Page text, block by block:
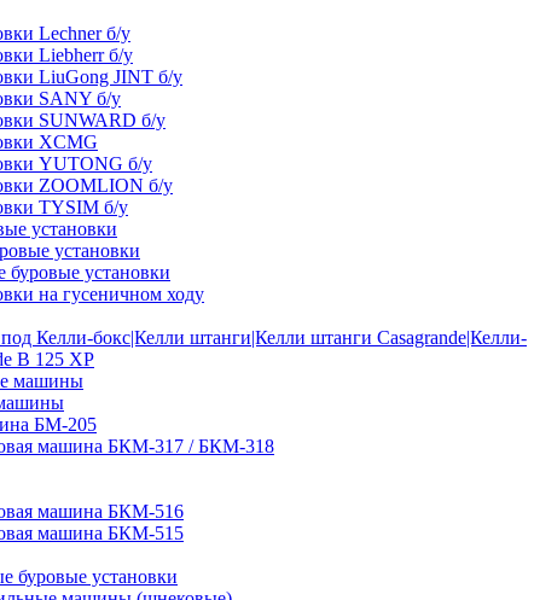
Lechner б/у
Liebherr б/у
LiuGong JINT б/у
SANY б/у
SUNWARD б/у
XCMG
YUTONG б/у
ZOOMLION б/у
TYSIM б/у
установки
установки
буровые установки
на гусеничном ходу
Келли-бокс|Келли штанги|Келли штанги Casagrande|Келли-
B 125 XP
БМ-205
машина БКМ-317 / БКМ-318
машина БКМ-516
машина БКМ-515
буровые установки